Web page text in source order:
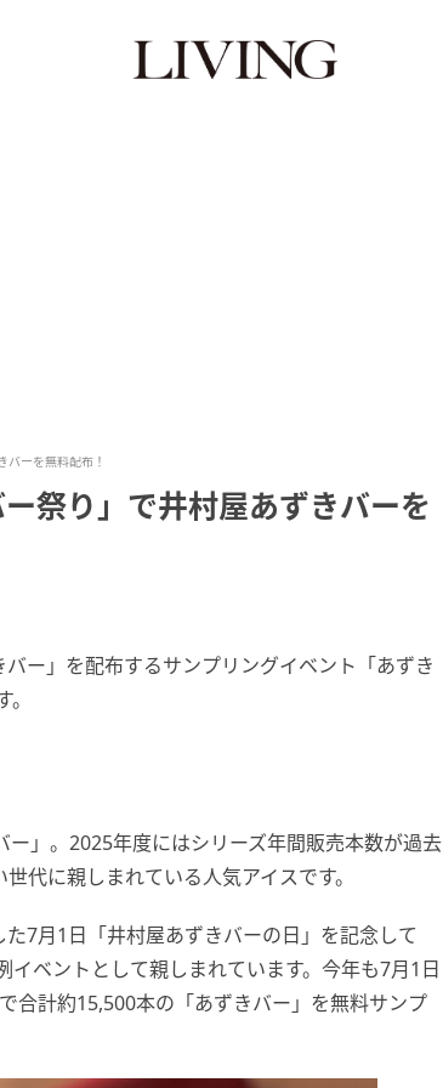
バーを無料配布！
祭り」で井村屋あずきバーを
ー」を配布するサンプリングイベント「あずき
」。2025年度にはシリーズ年間販売本数が過去
代に親しまれている人気アイスです。
7月1日「井村屋あずきバーの日」を記念して
ベントとして親しまれています。今年も7月1日
合計約15,500本の「あずきバー」を無料サンプ